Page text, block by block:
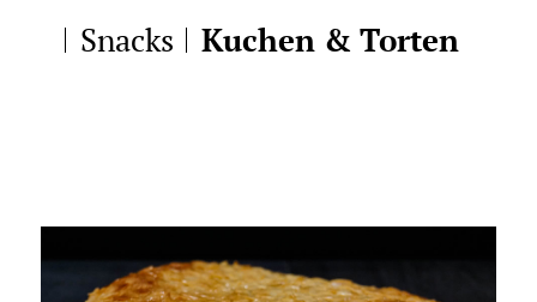
Snacks
Kuchen & Torten